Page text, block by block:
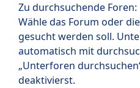
Zu durchsuchende Foren:
Wähle das Forum oder
gesucht werden soll.
automatisch mit
„Unterforen
deaktivierst.